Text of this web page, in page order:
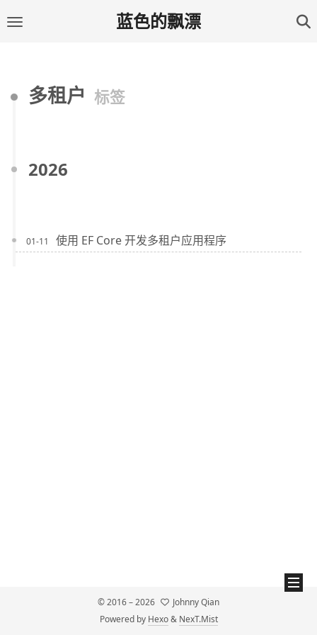
蓝色的飘漂
多租户 标签
2026
01-11 使用 EF Core 开发多租户应用程序
© 2016 –2026
Johnny Qian
Powered by Hexo& NexT.Mist